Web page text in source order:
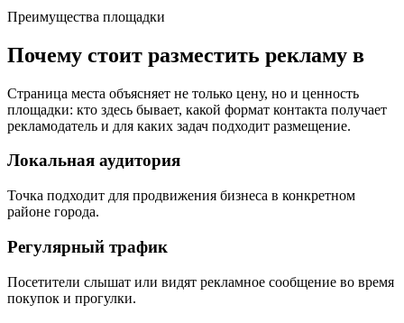
Преимущества площадки
Почему стоит разместить рекламу в
Страница места объясняет не только цену, но и ценность
площадки: кто здесь бывает, какой формат контакта получает
рекламодатель и для каких задач подходит размещение.
Локальная аудитория
Точка подходит для продвижения бизнеса в конкретном
районе города.
Регулярный трафик
Посетители слышат или видят рекламное сообщение во время
покупок и прогулки.